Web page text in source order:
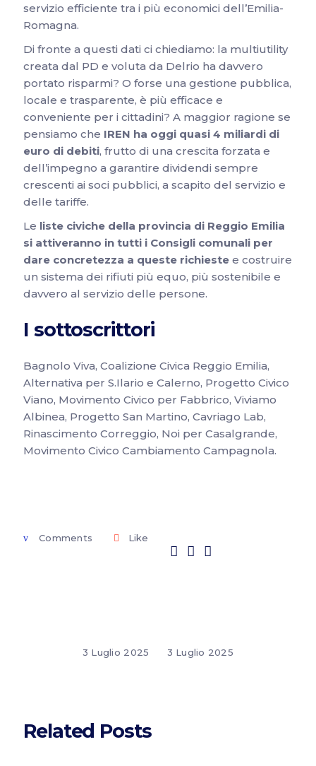
servizio efficiente tra i più economici dell’Emilia-
Romagna.
Di fronte a questi dati ci chiediamo: la multiutility
creata dal PD e voluta da Delrio ha davvero
portato risparmi? O forse una gestione pubblica,
locale e trasparente, è più efficace e
conveniente per i cittadini? A maggior ragione se
pensiamo che IREN ha oggi quasi 4 miliardi di
euro di debiti, frutto di una crescita forzata e
dell’impegno a garantire dividendi sempre
crescenti ai soci pubblici, a scapito del servizio e
delle tariffe.
Le liste civiche della provincia di Reggio Emilia
si attiveranno in tutti i Consigli comunali per
dare concretezza a queste richiestee costruire
un sistema dei rifiuti più equo, più sostenibile e
davvero al servizio delle persone.
I sottoscrittori
Bagnolo Viva, Coalizione Civica Reggio Emilia,
Alternativa per S.Ilario e Calerno, Progetto Civico
Viano, Movimento Civico per Fabbrico, Viviamo
Albinea, Progetto San Martino, Cavriago Lab,
Rinascimento Correggio, Noi per Casalgrande,
Movimento Civico Cambiamento Campagnola.
Comments Like
3 Luglio 2025 3 Luglio 2025
Related Posts